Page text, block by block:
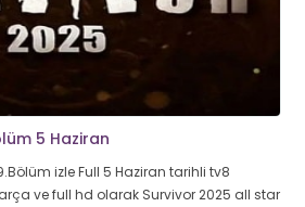
5 Haziran
izle Full 5 Haziran tarihli tv8
ve full hd olarak Survivor 2025 all star